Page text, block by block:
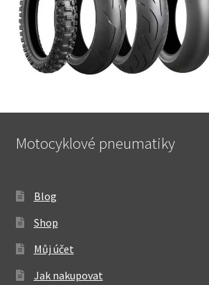
Motocyklové pneumatiky
Blog
Shop
Můj účet
Jak nakupovat